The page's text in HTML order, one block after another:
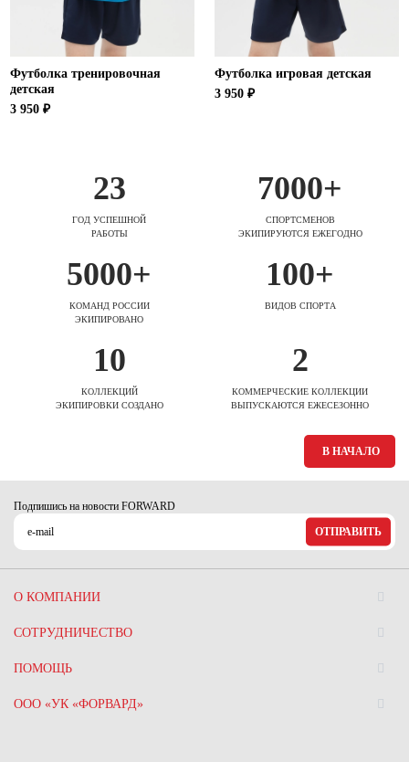
Футболка тренировочная
детская
3 950 ₽
Футболка игровая детская
3 950 ₽
23
ГОД УСПЕШНОЙ
РАБОТЫ
7000+
СПОРТСМЕНОВ
ЭКИПИРУЮТСЯ ЕЖЕГОДНО
5000+
КОМАНД РОССИИ
ЭКИПИРОВАНО
100+
ВИДОВ СПОРТА
10
КОЛЛЕКЦИЙ
ЭКИПИРОВКИ СОЗДАНО
2
КОММЕРЧЕСКИЕ КОЛЛЕКЦИИ
ВЫПУСКАЮТСЯ ЕЖЕСЕЗОННО
В НАЧАЛО
Подпишись на новости FORWARD
ОТПРАВИТЬ
О КОМПАНИИ
СОТРУДНИЧЕСТВО
ПОМОЩЬ
ООО «УК «ФОРВАРД»